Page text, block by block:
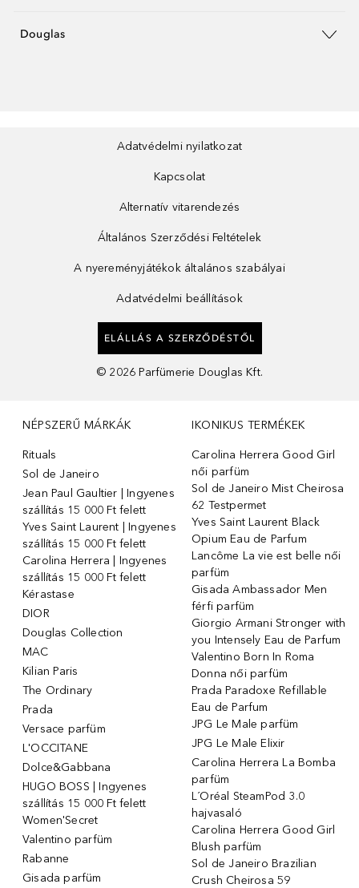
Douglas
Adatvédelmi nyilatkozat
Kapcsolat
Alternatív vitarendezés
Általános Szerződési Feltételek
A nyereményjátékok általános szabályai
Adatvédelmi beállítások
ELÁLLÁS A SZERZŐDÉSTŐL
© 2026 Parfümerie Douglas Kft.
NÉPSZERŰ MÁRKÁK
Rituals
Sol de Janeiro
Jean Paul Gaultier | Ingyenes
szállítás 15 000 Ft felett
Yves Saint Laurent | Ingyenes
szállítás 15 000 Ft felett
Carolina Herrera | Ingyenes
szállítás 15 000 Ft felett
Kérastase
DIOR
Douglas Collection
MAC
Kilian Paris
The Ordinary
Prada
Versace parfüm
L'OCCITANE
Dolce&Gabbana
HUGO BOSS | Ingyenes
szállítás 15 000 Ft felett
Women'Secret
Valentino parfüm
Rabanne
Gisada parfüm
IKONIKUS TERMÉKEK
Carolina Herrera Good Girl
női parfüm
Sol de Janeiro Mist Cheirosa
62 Testpermet
Yves Saint Laurent Black
Opium Eau de Parfum
Lancôme La vie est belle női
parfüm
Gisada Ambassador Men
férfi parfüm
Giorgio Armani Stronger with
you Intensely Eau de Parfum
Valentino Born In Roma
Donna női parfüm
Prada Paradoxe Refillable
Eau de Parfum
JPG Le Male parfüm
JPG Le Male Elixir
Carolina Herrera La Bomba
parfüm
L´Oréal SteamPod 3.0
hajvasaló
Carolina Herrera Good Girl
Blush parfüm
Sol de Janeiro Brazilian
Crush Cheirosa 59